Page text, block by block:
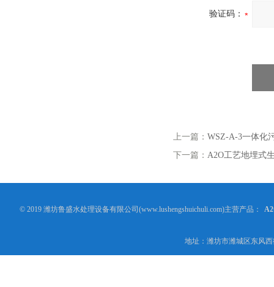
验证码：
上一篇： WSZ-A-3一体化
下一篇： A2O工艺地埋式
© 2019 潍坊鲁盛水处理设备有限公司(www.lushengshuichuli.com)主营产品：
地址：潍坊市潍城区东风